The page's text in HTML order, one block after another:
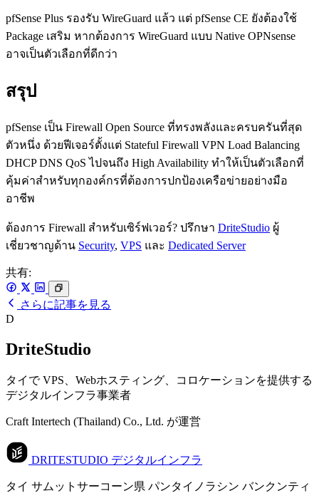
pfSense Plus รองรับ WireGuard แล้ว แต่ pfSense CE ยังต้องใช้
Package เสริม หากต้องการ WireGuard แบบ Native OPNsense
อาจเป็นตัวเลือกที่ดีกว่า
สรุป
pfSense เป็น Firewall Open Source ที่ทรงพลังและครบครันที่สุด
ตัวหนึ่ง ด้วยฟีเจอร์ตั้งแต่ Stateful Firewall VPN Load Balancing
DHCP DNS QoS ไปจนถึง High Availability ทำให้เป็นตัวเลือกที่
คุ้มค่าสำหรับทุกองค์กรที่ต้องการปกป้องเครือข่ายอย่างมือ
อาชีพ
ต้องการ Firewall สำหรับเซิร์ฟเวอร์? ปรึกษา DriteStudio ผู้
เชี่ยวชาญด้าน Security, VPS และ Dedicated Server
共有:
さらに記事を見る
D
DriteStudio
タイで VPS、Webホスティング、コロケーションを提供する
デジタルインフラ事業者
Craft Intertech (Thailand) Co., Ltd. が運営
DRITESTUDIO デジタルインフラ
タイ サムットサーコーン県 パンタイノラシン バンクンティ